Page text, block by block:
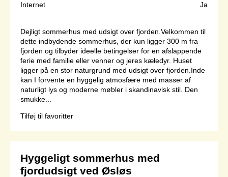
Internet
Ja
Dejligt sommerhus med udsigt over fjorden.Velkommen til
dette indbydende sommerhus, der kun ligger 300 m fra
fjorden og tilbyder ideelle betingelser for en afslappende
ferie med familie eller venner og jeres kæledyr. Huset
ligger på en stor naturgrund med udsigt over fjorden.Inde
kan I forvente en hyggelig atmosfære med masser af
naturligt lys og moderne møbler i skandinavisk stil. Den
smukke...
Tilføj til favoritter
Hyggeligt sommerhus med
fjordudsigt ved Øsløs